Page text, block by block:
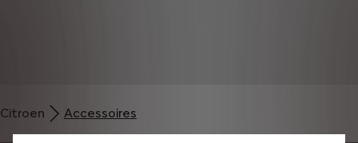
Citroen Accessoires
permettent de vous fournir des fonctionnalités essentielles telles que la